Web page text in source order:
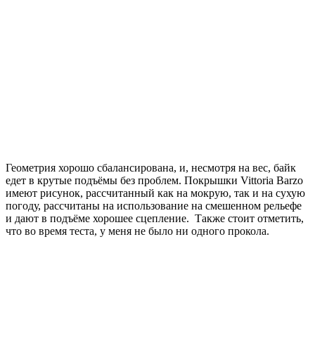
Геометрия хорошо сбалансирована, и, несмотря на вес, байк
едет в крутые подъёмы без проблем. Покрышки Vittoria Barzo
имеют рисунок, рассчитанный как на мокрую, так и на сухую
погоду, рассчитаны на использование на смешенном рельефе
и дают в подъёме хорошее сцепление. Также стоит отметить,
что во время теста, у меня не было ни одного прокола.